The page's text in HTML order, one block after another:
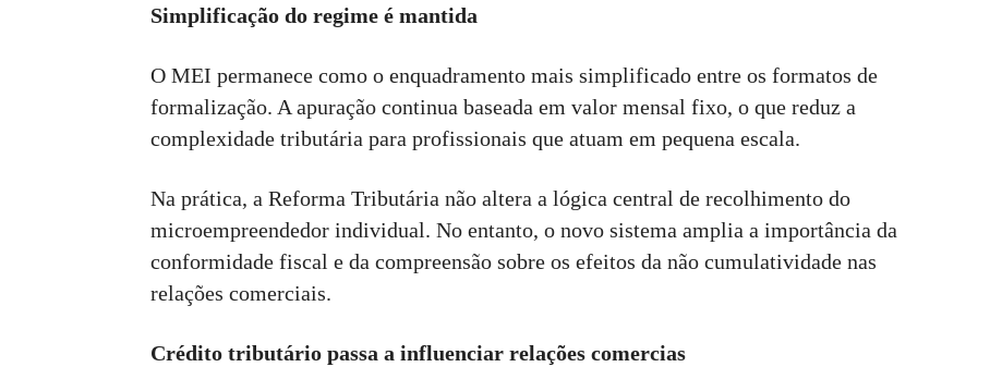
Simplificação do regime é mantida
O MEI permanece como o enquadramento mais simplificado entre os formatos de
formalização. A apuração continua baseada em valor mensal fixo, o que reduz a
complexidade tributária para profissionais que atuam em pequena escala.
Na prática, a Reforma Tributária não altera a lógica central de recolhimento do
microempreendedor individual. No entanto, o novo sistema amplia a importância da
conformidade fiscal e da compreensão sobre os efeitos da não cumulatividade nas
relações comerciais.
Crédito tributário passa a influenciar relações comercias